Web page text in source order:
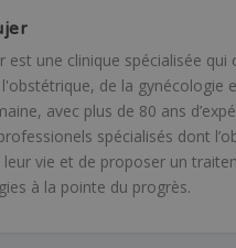
est une clinique spécialisée
de la gynécologie
avec plus de 80 ans
spécialisés dont
leur vie et de proposer un
à la pointe du progrès.